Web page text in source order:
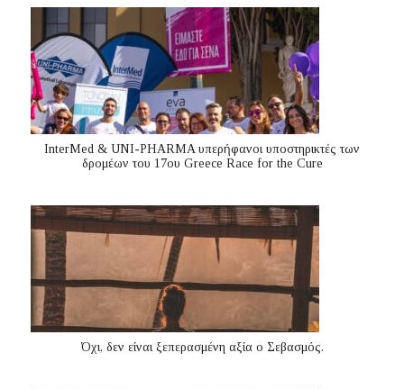
InterMed & UNI-PHARMA υπερήφανοι υποστηρικτές των
δρομέων του 17ου Greece Race for the Cure
Όχι, δεν είναι ξεπερασμένη αξία ο Σεβασμός.